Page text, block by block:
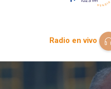
Radio en vivo